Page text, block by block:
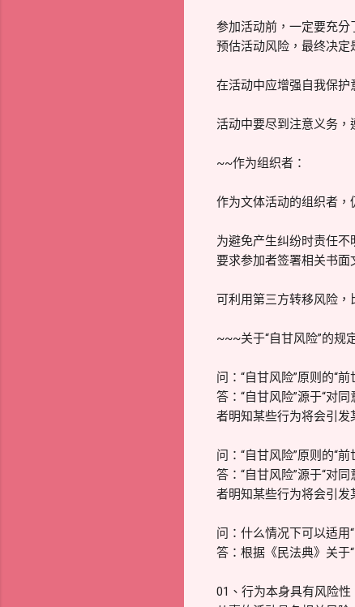
参加活动前，一定要充
预估活动风险，最终决定
在活动中应增强自我保护
活动中要尽到注意义务，
~~作为组织者：
作为文体活动的组织者，
为避免产生纠纷时责任
要求参加者签署相关书面
可利用第三方转移风险，
~~~关于“自甘风险”的规
问：“自甘风险”原则的“前
答：“自甘风险”源于“对
者明知某些行为将会引发
问：“自甘风险”原则的“前
答：“自甘风险”源于“对
者明知某些行为将会引发
问：什么情况下可以适用
答：根据《民法典》关于
01、行为本身具有风险性